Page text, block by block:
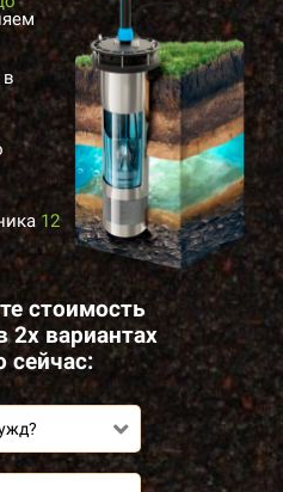
12
стоимость
вариантах
сейчас: